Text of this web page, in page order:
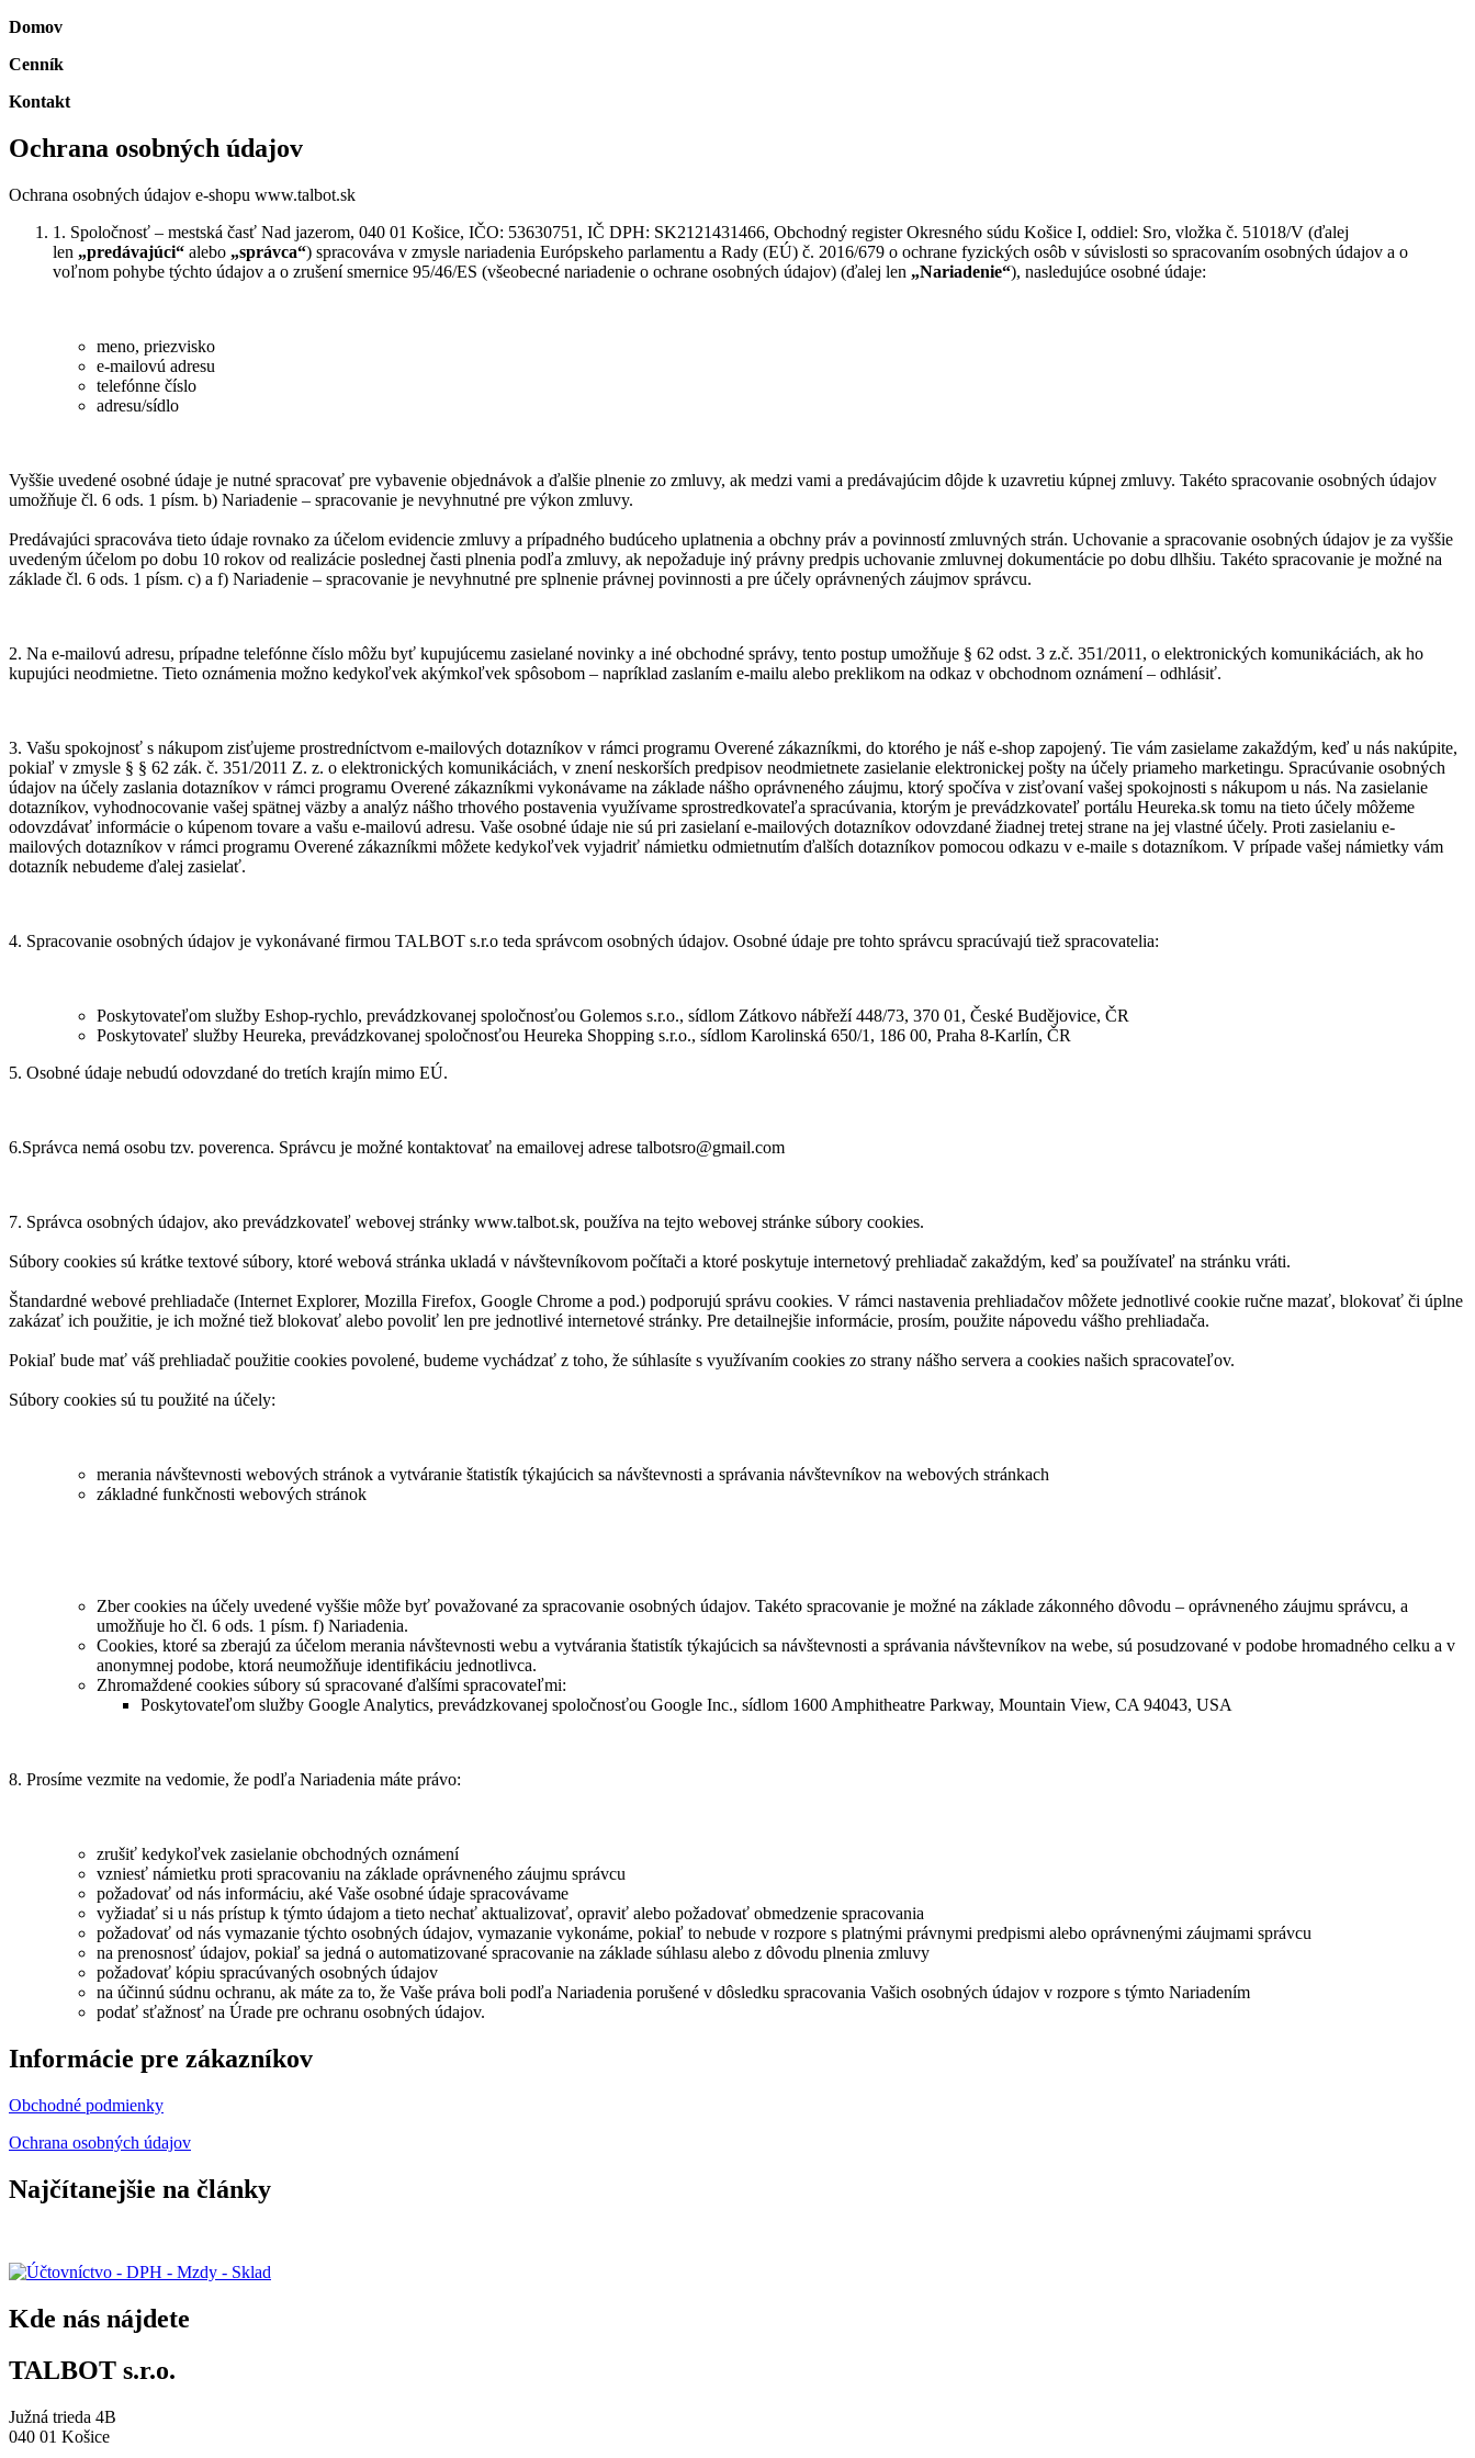
Domov
Cenník
Kontakt
Ochrana osobných údajov
Ochrana osobných údajov e-shopu www.talbot.sk
1. Spoločnosť – mestská časť Nad jazerom, 040 01 Košice, IČO: 53630751, IČ DPH: SK2121431466, Obchodný register Okresného súdu Košice I, oddiel: Sro, vložka č. 51018/V (ďalej
len „predávajúci“ alebo „správca“) spracováva v zmysle nariadenia Európskeho parlamentu a Rady (EÚ) č. 2016/679 o ochrane fyzických osôb v súvislosti so spracovaním osobných údajov a o
voľnom pohybe týchto údajov a o zrušení smernice 95/46/ES (všeobecné nariadenie o ochrane osobných údajov) (ďalej len „Nariadenie“), nasledujúce osobné údaje:
meno, priezvisko
e-mailovú adresu
telefónne číslo
adresu/sídlo
Vyššie uvedené osobné údaje je nutné spracovať pre vybavenie objednávok a ďalšie plnenie zo zmluvy, ak medzi vami a predávajúcim dôjde k uzavretiu kúpnej zmluvy. Takéto spracovanie osobných údajov
umožňuje čl. 6 ods. 1 písm. b) Nariadenie – spracovanie je nevyhnutné pre výkon zmluvy.
Predávajúci spracováva tieto údaje rovnako za účelom evidencie zmluvy a prípadného budúceho uplatnenia a obchny práv a povinností zmluvných strán. Uchovanie a spracovanie osobných údajov je za vyššie
uvedeným účelom po dobu 10 rokov od realizácie poslednej časti plnenia podľa zmluvy, ak nepožaduje iný právny predpis uchovanie zmluvnej dokumentácie po dobu dlhšiu. Takéto spracovanie je možné na
základe čl. 6 ods. 1 písm. c) a f) Nariadenie – spracovanie je nevyhnutné pre splnenie právnej povinnosti a pre účely oprávnených záujmov správcu.
2. Na e-mailovú adresu, prípadne telefónne číslo môžu byť kupujúcemu zasielané novinky a iné obchodné správy, tento postup umožňuje § 62 odst. 3 z.č. 351/2011, o elektronických komunikáciách, ak ho
kupujúci neodmietne. Tieto oznámenia možno kedykoľvek akýmkoľvek spôsobom – napríklad zaslaním e-mailu alebo preklikom na odkaz v obchodnom oznámení – odhlásiť.
3. Vašu spokojnosť s nákupom zisťujeme prostredníctvom e-mailových dotazníkov v rámci programu Overené zákazníkmi, do ktorého je náš e-shop zapojený. Tie vám zasielame zakaždým, keď u nás nakúpite,
pokiaľ v zmysle § § 62 zák. č. 351/2011 Z. z. o elektronických komunikáciách, v znení neskorších predpisov neodmietnete zasielanie elektronickej pošty na účely priameho marketingu. Spracúvanie osobných
údajov na účely zaslania dotazníkov v rámci programu Overené zákazníkmi vykonávame na základe nášho oprávneného záujmu, ktorý spočíva v zisťovaní vašej spokojnosti s nákupom u nás. Na zasielanie
dotazníkov, vyhodnocovanie vašej spätnej väzby a analýz nášho trhového postavenia využívame sprostredkovateľa spracúvania, ktorým je prevádzkovateľ portálu Heureka.sk tomu na tieto účely môžeme
odovzdávať informácie o kúpenom tovare a vašu e-mailovú adresu. Vaše osobné údaje nie sú pri zasielaní e-mailových dotazníkov odovzdané žiadnej tretej strane na jej vlastné účely. Proti zasielaniu e-
mailových dotazníkov v rámci programu Overené zákazníkmi môžete kedykoľvek vyjadriť námietku odmietnutím ďalších dotazníkov pomocou odkazu v e-maile s dotazníkom. V prípade vašej námietky vám
dotazník nebudeme ďalej zasielať.
4. Spracovanie osobných údajov je vykonávané firmou TALBOT s.r.o teda správcom osobných údajov. Osobné údaje pre tohto správcu spracúvajú tiež spracovatelia:
Poskytovateľom služby Eshop-rychlo, prevádzkovanej spoločnosťou Golemos s.r.o., sídlom Zátkovo nábřeží 448/73, 370 01, České Budějovice, ČR
Poskytovateľ služby Heureka, prevádzkovanej spoločnosťou Heureka Shopping s.r.o., sídlom Karolinská 650/1, 186 00, Praha 8-Karlín, ČR
5. Osobné údaje nebudú odovzdané do tretích krajín mimo EÚ.
6.Správca nemá osobu tzv. poverenca. Správcu je možné kontaktovať na emailovej adrese talbotsro@gmail.com
7. Správca osobných údajov, ako prevádzkovateľ webovej stránky www.talbot.sk, používa na tejto webovej stránke súbory cookies.
Súbory cookies sú krátke textové súbory, ktoré webová stránka ukladá v návštevníkovom počítači a ktoré poskytuje internetový prehliadač zakaždým, keď sa používateľ na stránku vráti.
Štandardné webové prehliadače (Internet Explorer, Mozilla Firefox, Google Chrome a pod.) podporujú správu cookies. V rámci nastavenia prehliadačov môžete jednotlivé cookie ručne mazať, blokovať či úplne
zakázať ich použitie, je ich možné tiež blokovať alebo povoliť len pre jednotlivé internetové stránky. Pre detailnejšie informácie, prosím, použite nápovedu vášho prehliadača.
Pokiaľ bude mať váš prehliadač použitie cookies povolené, budeme vychádzať z toho, že súhlasíte s využívaním cookies zo strany nášho servera a cookies našich spracovateľov.
Súbory cookies sú tu použité na účely:
merania návštevnosti webových stránok a vytváranie štatistík týkajúcich sa návštevnosti a správania návštevníkov na webových stránkach
základné funkčnosti webových stránok
Zber cookies na účely uvedené vyššie môže byť považované za spracovanie osobných údajov. Takéto spracovanie je možné na základe zákonného dôvodu – oprávneného záujmu správcu, a
umožňuje ho čl. 6 ods. 1 písm. f) Nariadenia.
Cookies, ktoré sa zberajú za účelom merania návštevnosti webu a vytvárania štatistík týkajúcich sa návštevnosti a správania návštevníkov na webe, sú posudzované v podobe hromadného celku a v
anonymnej podobe, ktorá neumožňuje identifikáciu jednotlivca.
Zhromaždené cookies súbory sú spracované ďalšími spracovateľmi:
Poskytovateľom služby Google Analytics, prevádzkovanej spoločnosťou Google Inc., sídlom 1600 Amphitheatre Parkway, Mountain View, CA 94043, USA
8. Prosíme vezmite na vedomie, že podľa Nariadenia máte právo:
zrušiť kedykoľvek zasielanie obchodných oznámení
vzniesť námietku proti spracovaniu na základe oprávneného záujmu správcu
požadovať od nás informáciu, aké Vaše osobné údaje spracovávame
vyžiadať si u nás prístup k týmto údajom a tieto nechať aktualizovať, opraviť alebo požadovať obmedzenie spracovania
požadovať od nás vymazanie týchto osobných údajov, vymazanie vykonáme, pokiaľ to nebude v rozpore s platnými právnymi predpismi alebo oprávnenými záujmami správcu
na prenosnosť údajov, pokiaľ sa jedná o automatizované spracovanie na základe súhlasu alebo z dôvodu plnenia zmluvy
požadovať kópiu spracúvaných osobných údajov
na účinnú súdnu ochranu, ak máte za to, že Vaše práva boli podľa Nariadenia porušené v dôsledku spracovania Vašich osobných údajov v rozpore s týmto Nariadením
podať sťažnosť na Úrade pre ochranu osobných údajov.
Informácie pre zákazníkov
Obchodné podmienky
Ochrana osobných údajov
Najčítanejšie na články
Kde nás nájdete
TALBOT s.r.o.
Južná trieda 4B
040 01 Košice